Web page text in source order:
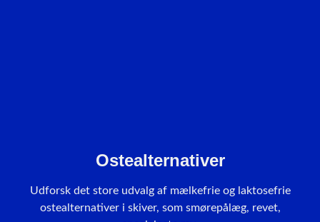
Ostealternativer
Udforsk det store udvalg af mælkefrie og laktosefrie
ostealternativer i skiver, som smørepålæg, revet,